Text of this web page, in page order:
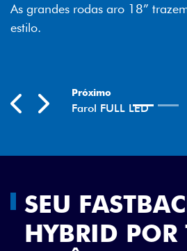
robustez e muito
economia
SEU
HYBRID POR